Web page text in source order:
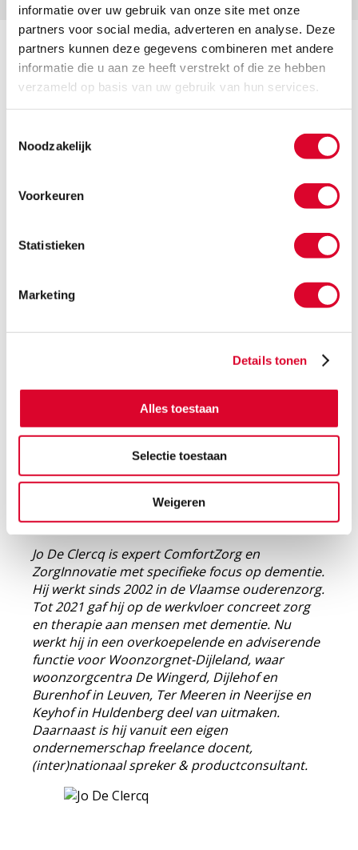
informatie over uw gebruik van onze site met onze
partners voor social media, adverteren en analyse. Deze
partners kunnen deze gegevens combineren met andere
informatie die u aan ze heeft verstrekt of die ze hebben
verzameld op basis van uw gebruik van hun services.
Noodzakelijk
Voorkeuren
Statistieken
Marketing
Details tonen
Alles toestaan
Selectie toestaan
Weigeren
Experiment
Als innovator onderzoekt de Vlaamse dementie-
expert telkens nieuwe toepassingen om het
Daarom is er nu een bijkomend project
opgestart waarbij de persoon in de ZEN
kan worden met de verzwaringsdeken Sens-Aid.
te stimuleren, zodat zowel een ritmische
schommelende, gestabiliseerde als zintuiglijk
Schommelen blijkt een succesvolle manier om
het lichaamseigenaarschap te vergroten en op
die manier onrust te verminderen.
Ontwikkelingen zoals de ZEN Zorgstoel spelen
hierbij een belangrijke rol. Door het brein een
handje te helpen kunnen we het welzijn van
mensen met dementie verbeteren.
Jo De Clercq is expert ComfortZorg en
ZorgInnovatie met specifieke focus op dementie.
Hij werkt sinds 2002 in de Vlaamse ouderenzorg.
Tot 2021 gaf hij op de werkvloer concreet zorg
en therapie aan mensen met dementie. Nu
werkt hij in een overkoepelende en adviserende
functie voor Woonzorgnet-Dijleland, waar
woonzorgcentra De Wingerd, Dijlehof en
Burenhof in Leuven, Ter Meeren in Neerijse en
Keyhof in Huldenberg deel van uitmaken.
Daarnaast is hij vanuit een eigen
ondernemerschap freelance docent,
(inter)nationaal spreker & productconsultant.